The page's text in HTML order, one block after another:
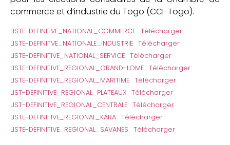
commerce et d’industrie du Togo (CCI-Togo).
LISTE-DEFINITVE_NATIONAL_COMMERCE Télécharger
LISTE-DEFINITVE_NATIONALE_INDUSTRIE Télécharger
LISTE-DEFINITIVE_NATIONAL_SERVICE Télécharger
LISTE-DEFINITIVE_REGIONAL_GRAND-LOME Télécharger
LISTE-DEFINITIVE_REGIONAL_MARITIME Télécharger
LIST-DEFINITIVE_REGIONAL_PLATEAUX Télécharger
LIST-DEFINITIVE_REGIONAL_CENTRALE Télécharger
LISTE-DEFINITIVE_REGIONAL_KARA Télécharger
LISTE-DEFINITIVE_REGIONAL_SAVANES
Télécharger